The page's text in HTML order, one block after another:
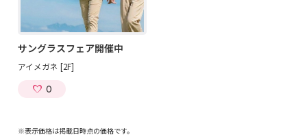
サングラスフェア開催中
アイメガネ [2F]
0
※表示価格は掲載日時点の価格です。